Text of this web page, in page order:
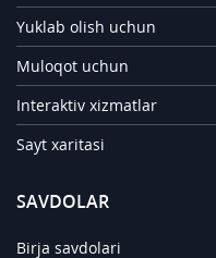
Yuklab olish uchun
Muloqot uchun
Interaktiv xizmatlar
Sayt xaritasi
SAVDOLAR
Birja savdolari